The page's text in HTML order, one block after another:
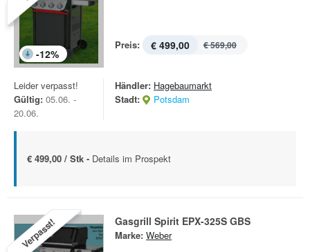
-12%
Preis: € 499,00 € 569,00
Leider verpasst!
Gültig: 05.06. -
20.06.
Händler: Hagebaumarkt
Stadt:
Potsdam
€ 499,00 / Stk - Details im Prospekt
Verpasst! Gasgrill Spirit EPX-325S GBS
Marke: Weber